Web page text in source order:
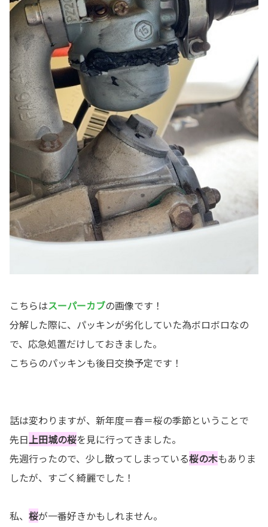
こちらはスーパーカブの画像です！
分解した際に、パッキンが劣化していた為ボロボロなの
で、応急処置だけしておきました。
こちらのパッキンも後日交換予定です！
話は変わりますが、新年度＝春＝桜の季節ということで
先日上田城の桜を見に行ってきました。
先週行ったので、少し散ってしまっている桜の木もありま
したが、すごく綺麗でした！
私、 桜が一番好きかもしれません。